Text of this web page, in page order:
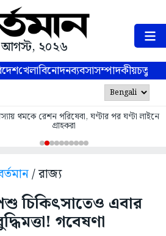
২০২৬
খেলাবিনোদনব্যবসাসম্পাদকীয়
থমকে রেশন পরিষেবা, ঘণ্টার পর ঘণ্টা লাইনে
গ্রাহকরা
/ রাজ্য
চিকিৎসাতেও এবার
গবেষণা